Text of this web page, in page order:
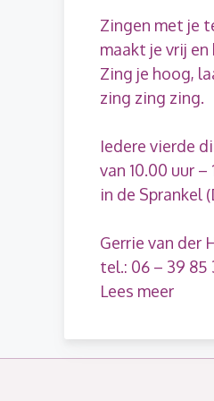
Zingen met je
maakt je vrij en
Zing je hoog,
zing zing zing.
Iedere vierde
van 10.00 uur –
in de Sprankel
Gerrie van der
tel.: 06 – 39 85
Lees meer